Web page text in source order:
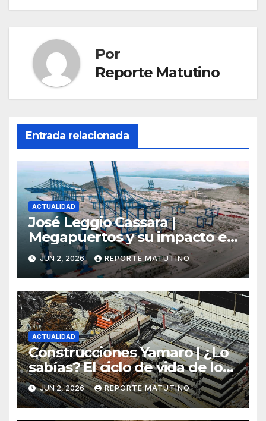
Por
Reporte Matutino
Entrada relacionada
ACTUALIDAD
José Leggio Cassara |
Megapuertos y su impacto en
el turismo y el comercio
global
JUN 2, 2026 REPORTE MATUTINO
ACTUALIDAD
Construcciones Yamaro | ¿Lo
sabías? El ciclo de vida de los
materiales de construcción
revoluciona eficiencia en
proyectos modernos
JUN 2, 2026 REPORTE MATUTINO